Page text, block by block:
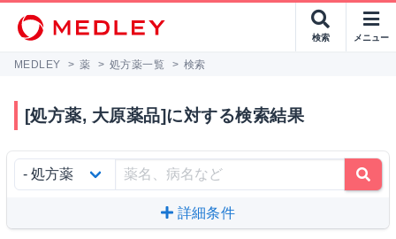
検索 メニュー
MEDLEY > 薬 > 処方薬一覧 > 検索
[処方薬, 大原薬品]に対する検索結果
詳細条件